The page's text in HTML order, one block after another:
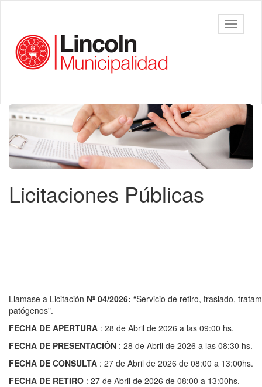
principalde Lincoln
barra
Contenido
principal
Licitaciones Públicas
Llamase a Licitación Nº 04/2026: “Servicio de retiro, traslado,
patógenos".
FECHA DE APERTURA : 28 de Abril de 2026 a las 09:00 hs.
FECHA DE PRESENTACIÓN : 28 de Abril de 2026 a las 08:30 hs.
FECHA DE CONSULTA : 27 de Abril de 2026 de 08:00 a 13:00hs.
FECHA DE RETIRO : 27 de Abril de 2026 de 08:00 a 13:00hs.